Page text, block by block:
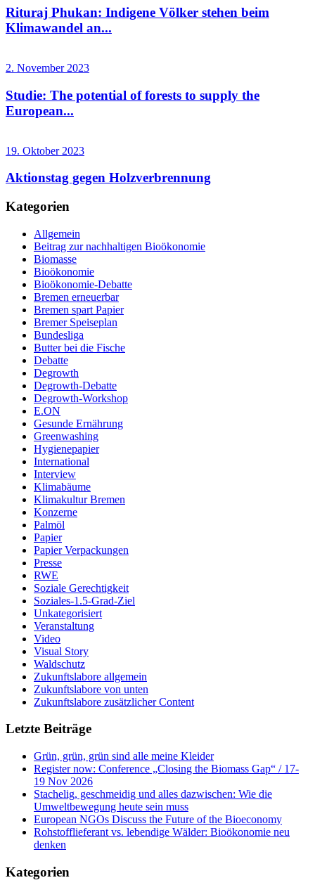
Rituraj Phukan: Indigene Völker stehen beim
Klimawandel an...
2. November 2023
Studie: The potential of forests to supply the
European...
19. Oktober 2023
Aktionstag gegen Holzverbrennung
Kategorien
Allgemein
Beitrag zur nachhaltigen Bioökonomie
Biomasse
Bioökonomie
Bioökonomie-Debatte
Bremen erneuerbar
Bremen spart Papier
Bremer Speiseplan
Bundesliga
Butter bei die Fische
Debatte
Degrowth
Degrowth-Debatte
Degrowth-Workshop
E.ON
Gesunde Ernährung
Greenwashing
Hygienepapier
International
Interview
Klimabäume
Klimakultur Bremen
Konzerne
Palmöl
Papier
Papier Verpackungen
Presse
RWE
Soziale Gerechtigkeit
Soziales-1.5-Grad-Ziel
Unkategorisiert
Veranstaltung
Video
Visual Story
Waldschutz
Zukunftslabore allgemein
Zukunftslabore von unten
Zukunftslabore zusätzlicher Content
Letzte Beiträge
Grün, grün, grün sind alle meine Kleider
Register now: Conference „Closing the Biomass Gap“ / 17-
19 Nov 2026
Stachelig, geschmeidig und alles dazwischen: Wie die
Umweltbewegung heute sein muss
European NGOs Discuss the Future of the Bioeconomy
Rohstofflieferant vs. lebendige Wälder: Bioökonomie neu
denken
Kategorien